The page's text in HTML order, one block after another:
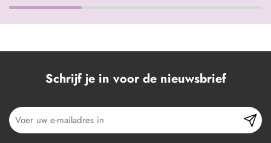
Schrijf je in voor de nieuwsbrief